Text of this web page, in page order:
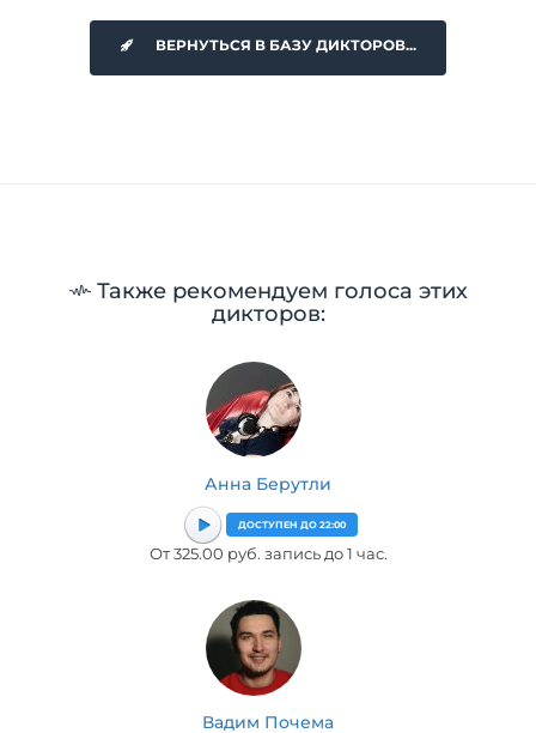
ВЕРНУТЬСЯ В БАЗУ ДИКТОРОВ...
Также рекомендуем голоса этих
дикторов:
Анна Берутли
ДОСТУПЕН ДО 22:00
От 325.00 руб. запись до 1 час.
Вадим Почема